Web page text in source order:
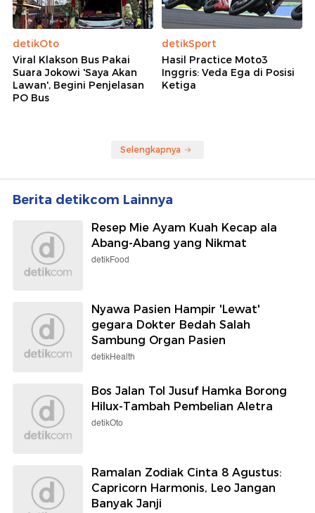
detikOto
Viral Klakson Bus Pakai
Suara Jokowi 'Saya Akan
Lawan', Begini Penjelasan
PO Bus
detikSport
Hasil Practice Moto3
Inggris: Veda Ega di Posisi
Ketiga
Selengkapnya
Berita detikcom Lainnya
Resep Mie Ayam Kuah Kecap ala
Abang-Abang yang Nikmat
detikFood
Nyawa Pasien Hampir 'Lewat'
gegara Dokter Bedah Salah
Sambung Organ Pasien
detikHealth
Bos Jalan Tol Jusuf Hamka Borong
Hilux-Tambah Pembelian Aletra
detikOto
Ramalan Zodiak Cinta 8 Agustus:
Capricorn Harmonis, Leo Jangan
Banyak Janji